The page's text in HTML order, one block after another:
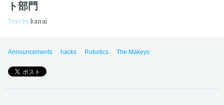
ト部門
Text bykanai
Announcements hacks Robotics The Makeys